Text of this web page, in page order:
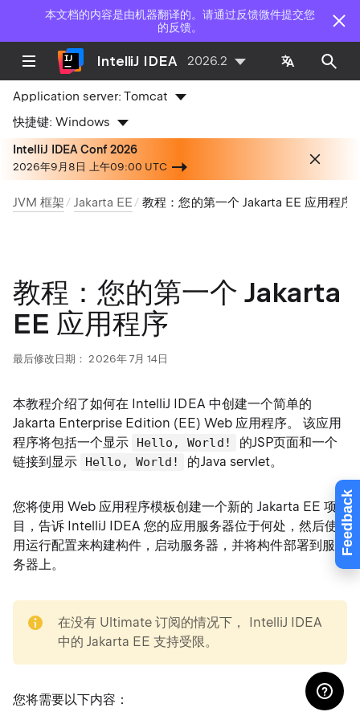
本文档的内容是由机器翻译的。请通过反馈微件提交您
的反馈。
Feedback
IntelliJ IDEA 2026.2
Application server:Tomcat
快捷键:Windows
IntelliJ IDEA Conf 2026
2026年9月8日 上午09:00 UTC
JVM 框架 Jakarta EE 教程：您的第一个 Jakarta EE 应用程序
教程：您的第一个 Jakarta
EE 应用程序
最后修改日期： 2026年 7月 14日
本教程介绍了如何在 IntelliJ IDEA 中创建一个简单的
Jakarta Enterprise Edition (EE) Web 应用程序。 该应用
程序将包括一个显示
Hello, World!
的JSP页面和一个
链接到显示
Hello, World! 的Java servlet。
您将使用 Web 应用程序模板创建一个新的 Jakarta EE 项
目，告诉 IntelliJ IDEA 您的应用服务器位于何处，然后使
用运行配置来构建构件，启动服务器，并将构件部署到服
务器上。
在没有 Ultimate 订阅的情况下， IntelliJ IDEA
中的 Jakarta EE 支持受限。
您将需要以下内容：